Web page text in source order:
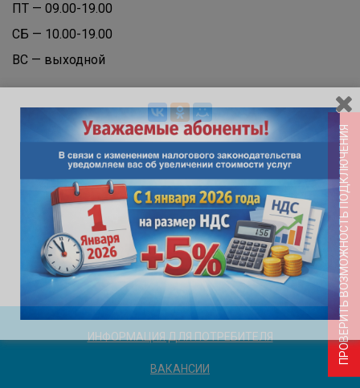
ПРОВЕРИТЬ ВОЗМОЖНОСТЬ ПОДКЛЮЧЕНИЯ
ПТ — 09.00-19.00
СБ — 10.00-19.00
ВС — выходной
ИНФОРМАЦИЯ ДЛЯ ПОТРЕБИТЕЛЯ
ВАКАНСИИ